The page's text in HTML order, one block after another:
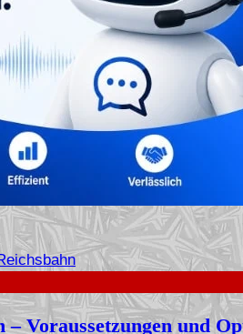
Voraussetzungen und